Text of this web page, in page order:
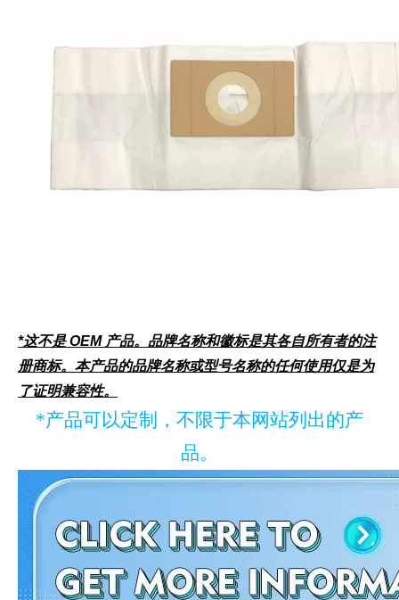
*这不是 OEM 产品。品牌名称和徽标是其各自所有者的注
册商标。本产品的品牌名称或型号名称的任何使用仅是为
了证明兼容性。
*产品可以定制，不限于本网站列出的产
品。